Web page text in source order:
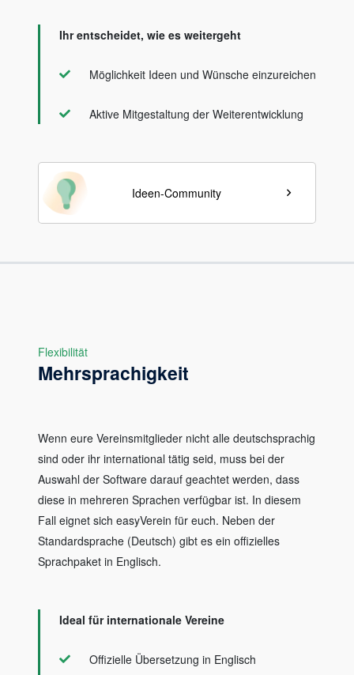
Ihr entscheidet, wie es weitergeht
Möglichkeit Ideen und Wünsche einzureichen
Aktive Mitgestaltung der Weiterentwicklung
Ideen-Community
Flexibilität
Mehrsprachigkeit
Wenn eure Vereinsmitglieder nicht alle deutschsprachig
sind oder ihr international tätig seid, muss bei der
Auswahl der Software darauf geachtet werden, dass
diese in mehreren Sprachen verfügbar ist. In diesem
Fall eignet sich easyVerein für euch. Neben der
Standardsprache (Deutsch) gibt es ein offizielles
Sprachpaket in Englisch.
Ideal für internationale Vereine
Offizielle Übersetzung in Englisch